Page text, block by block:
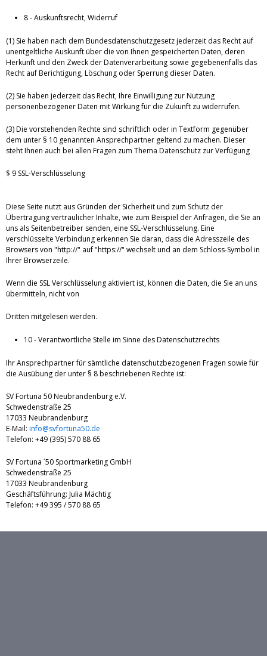
8 - Auskunftsrecht, Widerruf
(1) Sie haben nach dem Bundesdatenschutzgesetz jederzeit das Recht auf
unentgeltliche Auskunft über die von Ihnen gespeicherten Daten, deren
Herkunft und den Zweck der Datenverarbeitung sowie gegebenenfalls das
Recht auf Berichtigung, Löschung oder Sperrung dieser Daten.
(2) Sie haben jederzeit das Recht, Ihre Einwilligung zur Nutzung
personenbezogener Daten mit Wirkung für die Zukunft zu widerrufen.
(3) Die vorstehenden Rechte sind schriftlich oder in Textform gegenüber
dem unter § 10 genannten Ansprechpartner geltend zu machen. Dieser
steht Ihnen auch bei allen Fragen zum Thema Datenschutz zur Verfügung
$ 9 SSL-Verschlüsselung
Diese Seite nutzt aus Gründen der Sicherheit und zum Schutz der
Übertragung vertraulicher Inhalte, wie zum Beispiel der Anfragen, die Sie an
uns als Seitenbetreiber senden, eine SSL-Verschlüsselung. Eine
verschlüsselte Verbindung erkennen Sie daran, dass die Adresszeile des
Browsers von "http://" auf "https://" wechselt und an dem Schloss-Symbol in
Ihrer Browserzeile.
Wenn die SSL Verschlüsselung aktiviert ist, können die Daten, die Sie an uns
übermitteln, nicht von
Dritten mitgelesen werden.
10 - Verantwortliche Stelle im Sinne des Datenschutzrechts
Ihr Ansprechpartner für sämtliche datenschutzbezogenen Fragen sowie für
die Ausübung der unter § 8 beschriebenen Rechte ist:
SV Fortuna 50 Neubrandenburg e.V.
Schwedenstraße 25
17033 Neubrandenburg
E-Mail: info@svfortuna50.de
Telefon: +49 (395) 570 88 65
SV Fortuna ´50 Sportmarketing GmbH
Schwedenstraße 25
17033 Neubrandenburg
Geschäftsführung: Julia Mächtig
Telefon: +49 395 / 570 88 65